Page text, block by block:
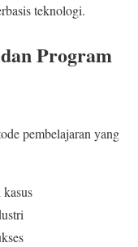
teknologi.
Program
pembelajaran yang